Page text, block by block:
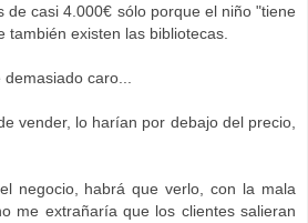
de casi 4.000€ sólo porque el niño "tiene
también existen las bibliotecas.
caro...
vender, lo harían por debajo del precio,
negocio, habrá que verlo, con la mala
me extrañaría que los clientes salieran